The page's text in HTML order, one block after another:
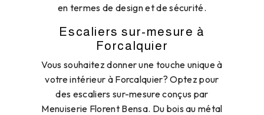
en termes de design et de sécurité.
Escaliers sur-mesure à
Forcalquier
Vous souhaitez donner une touche unique à
votre intérieur à Forcalquier? Optez pour
des escaliers sur-mesure conçus par
Menuiserie Florent Bensa. Du bois au métal